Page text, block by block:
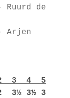
de
3 4 5
3½ 3